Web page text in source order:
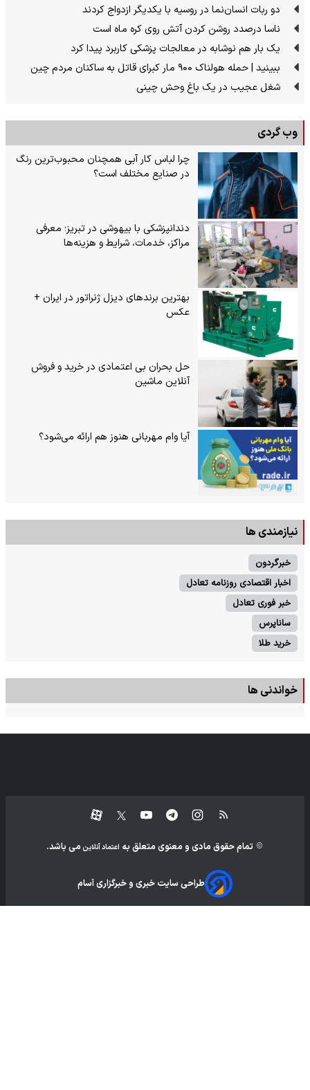
دو ربات انسان‌نما در روسیه با یکدیگر ازدواج کردند
ناسا درصدد روشن کردن آتش روی کره ماه است
یک بار هم نوشابه در معالجات پزشکی کاربرد پیدا کرد
ببینید | حمله هولناک ۹۰۰ مار کبرای قاتل به ساکنان مردم چین
شغل عجیب در یک باغ وحش چینی
وب گردی
چرا لباس کار آبی همچنان محبوب‌ترین رنگ
در صنایع مختلف است؟
دندانپزشکی با بیهوشی در تبریز؛ معرفی
مراکز، خدمات، شرایط و هزینه‌ها
بهترین برندهای دیزل ژنراتور در ایران +
عکس
حل بحران بی‌ اعتمادی در خرید و فروش
آنلاین ماشین
آیا وام مهربانی هنوز هم ارائه می‌شود؟
نیازمندی ها
خبرگردون
اخبار اقتصادی روزنامه تعادل
خبر فوری تعادل
ساناپرس
خرید طلا
خواندنی ها
تمام حقوق مادی و معنوی متعلق به اعتماد آنلاین می باشد.
طراحی سایت خبری و خبرگزاری آسام